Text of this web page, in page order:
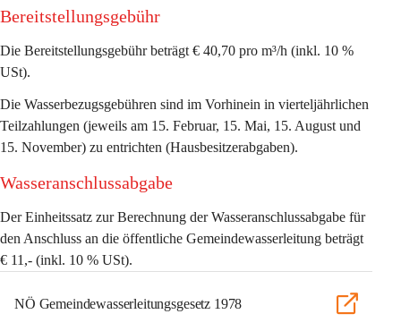
Bereitstellungsgebühr
Die Bereitstellungsgebühr beträgt € 40,70 pro m³/h (inkl. 10 %
USt).
Die Wasserbezugsgebühren sind im Vorhinein in vierteljährlichen
Teilzahlungen (jeweils am 15. Februar, 15. Mai, 15. August und
15. November) zu entrichten (Hausbesitzerabgaben).
Wasseranschlussabgabe
Der Einheitssatz zur Berechnung der Wasseranschlussabgabe für
den Anschluss an die öffentliche Gemeindewasserleitung beträgt
€ 11,- (inkl. 10 % USt).
NÖ Gemeindewasserleitungsgesetz 1978